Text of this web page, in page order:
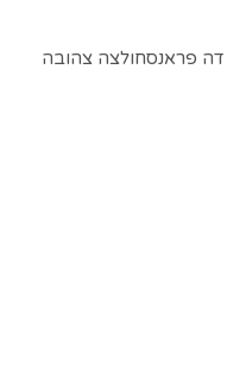
דה פראנסחולצה צהובה